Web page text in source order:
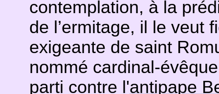
contemplation, à la
de l’ermitage, il le veut
exigeante de saint
nommé cardinal-
parti contre l'antipape